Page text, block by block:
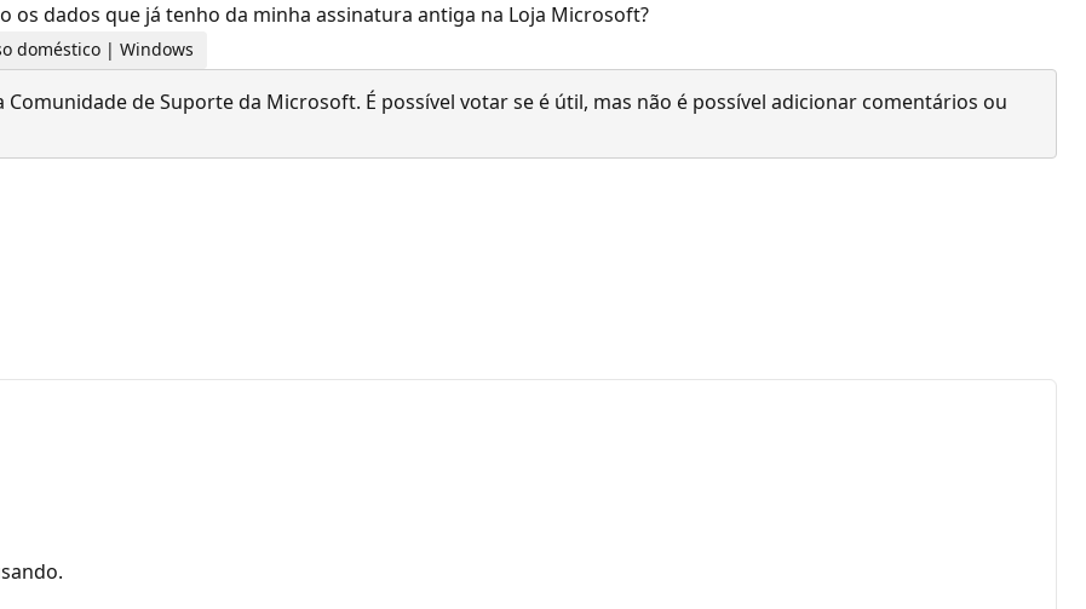
os dados que já tenho da minha assinatura antiga na Loja Microsoft?
doméstico | Windows
de Suporte da Microsoft. É possível votar se é útil, mas não é possível adicionar comentários ou